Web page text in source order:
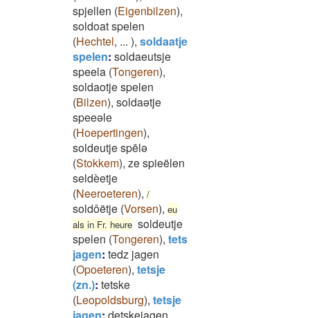
spjellen (Eigenbilzen),
soldoat spelen
(Hechtel, ... ), soldaatje
spelen: soldaeutsje
speela (Tongeren),
soldaotje spelen
(Bilzen), soldaətje
speeəle
(Hoepertingen),
soldeutje spēlə
(Stokkem), ze spieëlen
seldèetje
(Neeroeteren), /
soldôëtje (Vorsen), eu
als in Fr. heure soldeutje
spelen (Tongeren), tets
jagen: tedz jagen
(Opoeteren), tetsje
(zn.): tetske
(Leopoldsburg), tetsje